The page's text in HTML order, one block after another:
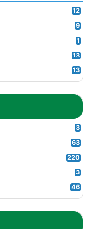
12
9
1
13
13
3
63
220
3
46